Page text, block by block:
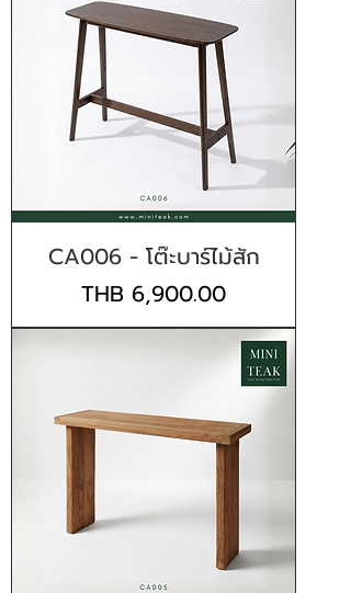
CA006 - โต๊ะบาร์ไม้สัก
Price
THB 6,900.00